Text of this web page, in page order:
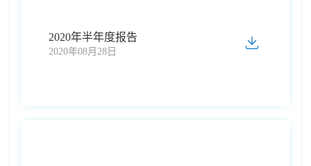
2020年半年度报告
2020年08月28日